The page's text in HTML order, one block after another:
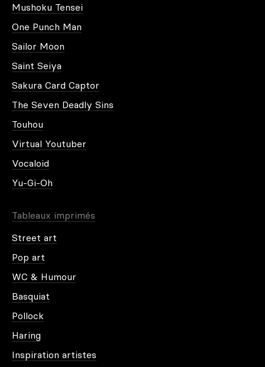
Mushoku Tensei
One Punch Man
Sailor Moon
Saint Seiya
Sakura Card Captor
The Seven Deadly Sins
Touhou
Virtual Youtuber
Vocaloid
Yu-Gi-Oh
Tableaux imprimés
Street art
Pop art
WC & Humour
Basquiat
Pollock
Haring
Inspiration artistes